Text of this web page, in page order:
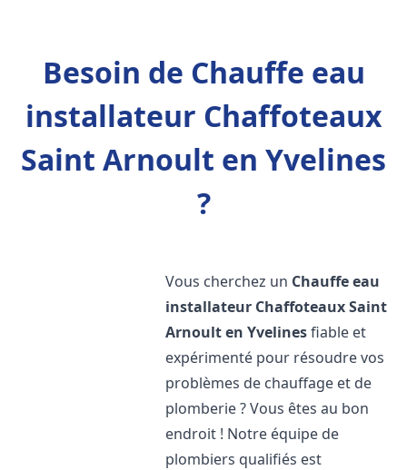
Besoin de Chauffe eau
installateur Chaffoteaux
Saint Arnoult en Yvelines
?
Vous cherchez un Chauffe eau
installateur ChaffoteauxSaint
Arnoult en Yvelinesfiable et
expérimenté pour résoudre vos
problèmes de chauffage et de
plomberie ? Vous êtes au bon
endroit ! Notre équipe de
plombiers qualifiés est